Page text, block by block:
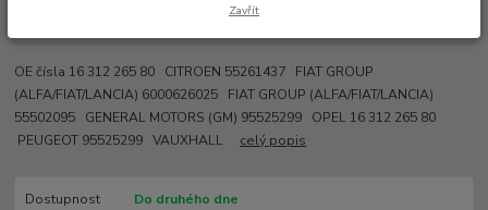
OE čísla 16 312 265 80 CITROEN 55261437 FIAT GROUP
(ALFA/FIAT/LANCIA) 6000626025 FIAT GROUP (ALFA/FIAT/LANCIA)
55502095 GENERAL MOTORS (GM) 95525299 OPEL 16 312 265 80
PEUGEOT 95525299 VAUXHALL celý popis
Dostupnost Do druhého dne
Zavřít